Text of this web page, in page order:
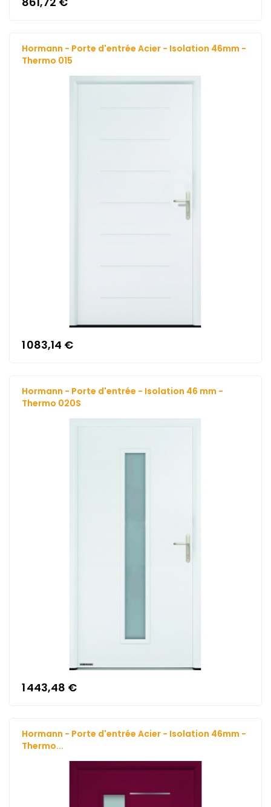
Hormann - Porte d'entrée Acier - Isolation 46mm -
Thermo 015
1 083,14 €
Hormann - Porte d'entrée - Isolation 46 mm -
Thermo 020S
1 443,48 €
Hormann - Porte d'entrée Acier - Isolation 46mm -
Thermo...